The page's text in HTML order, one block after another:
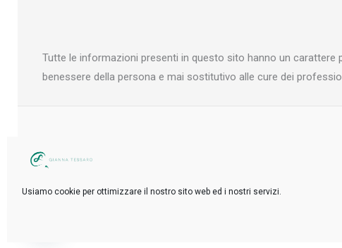
Usiamo cookie per ottimizzare il nostro sito web ed i nostri servizi.
Tutte le informazioni presenti in questo sito hanno un carattere
benessere della persona e mai sostitutivo alle cure dei